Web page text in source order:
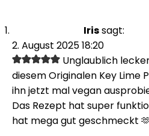
Irissagt:
2. August 2025 18:20
Unglaublich
diesem Originalen Key Lime
ihn jetzt mal vegan
Das Rezept hat super
hat mega gut geschmeckt